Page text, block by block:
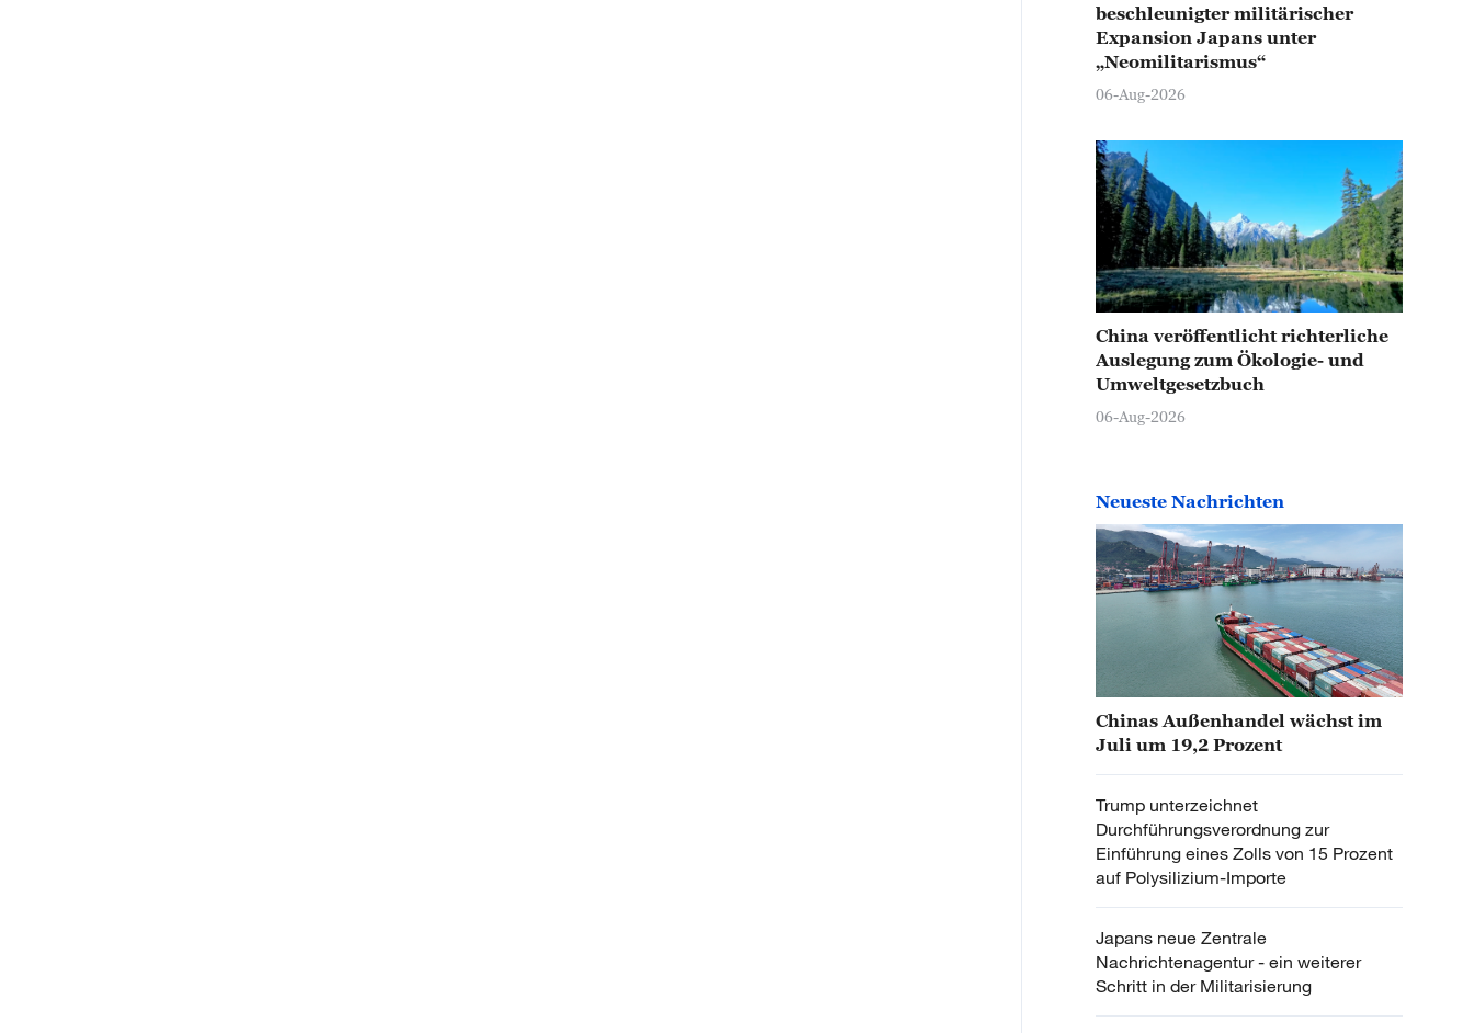
beschleunigter militärischer
Expansion Japans unter
„Neomilitarismus“
06-Aug-2026
China veröffentlicht richterliche
Auslegung zum Ökologie- und
Umweltgesetzbuch
06-Aug-2026
Neueste Nachrichten
Chinas Außenhandel wächst im
Juli um 19,2 Prozent
Trump unterzeichnet
Durchführungsverordnung zur
Einführung eines Zolls von 15 Prozent
auf Polysilizium-Importe
Japans neue Zentrale
Nachrichtenagentur - ein weiterer
Schritt in der Militarisierung